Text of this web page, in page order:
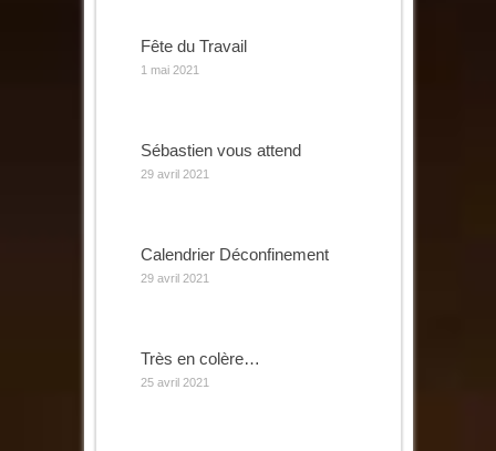
Fête du Travail
1 mai 2021
Sébastien vous attend
29 avril 2021
Calendrier Déconfinement
29 avril 2021
Très en colère…
25 avril 2021